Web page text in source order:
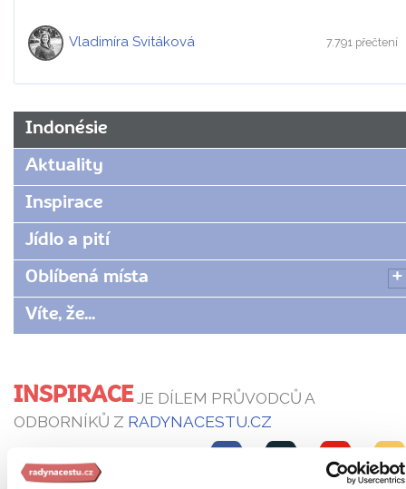
Vladimíra Svitáková 7.791 přečtení
Indonésie
Aktuality
Inspirace
Jídlo a pití
Oblíbená místa
Víte, že...
INSPIRACEJE DÍLEM PRŮVODCŮ A
ODBORNÍKŮ Z RADYNACESTU.CZ